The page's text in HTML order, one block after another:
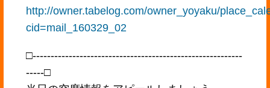
http://owner.tabelog.com/owner_yoyaku/
cid=mail_160329_02
□----------------------------------------------------------
-----□